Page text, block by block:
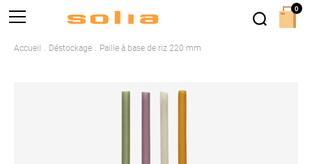
Accueil Déstockage Paille à base de riz 220 mm
0